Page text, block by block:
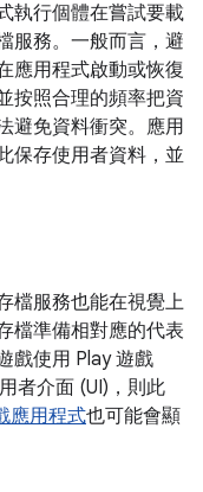
執行個體在嘗試要載
服務。一般而言，避
應用程式啟動或恢復
按照合理的頻率把資
避免資料衝突。應用
保存使用者資料，並
檔服務也能在視覺上
檔準備相對應的代表
戲使用 Play 遊戲
者介面 (UI)，則此
應用程式也可能會顯